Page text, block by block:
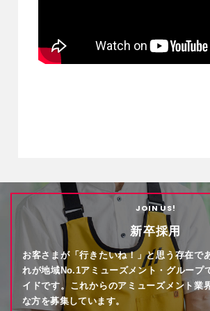
JOIN US!
新卒採用
お客さまが「行きたいね！」と思う存在で
れが地域No.1アミューズメント・グループ
イドです。これからのアミューズメント業
な方を募集しています。